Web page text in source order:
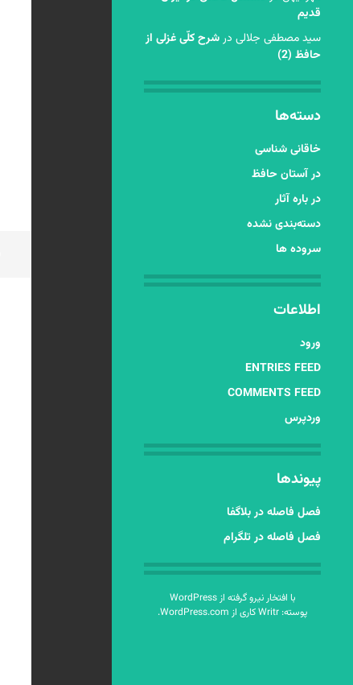
قدیم
سید مصطفی جلالی درشرح کلّی غزلی از
حافظ (2)
دسته‌ها
خاقانی شناسی
در آستان حافظ
در باره آثار
دسته‌بندی نشده
سروده ها
اطلاعات
ورود
ENTRIES FEED
COMMENTS FEED
وردپرس
پیوندها
فصل فاصله در بلاگفا
فصل فاصله در تلگرام
با افتخار نیرو گرفته از WordPress
پوسته: Writr کاری از
WordPress.com
.